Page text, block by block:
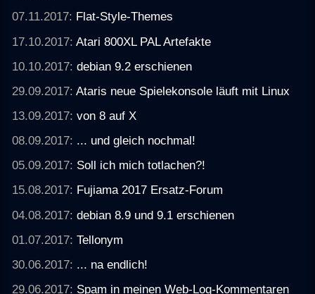
07.11.2017: Flat-Style-Themes
17.10.2017:Atari 800XL PAL Artefakte
10.10.2017:debian 9.2 erschienen
29.09.2017:Ataris neue Spielekonsole läuft mit Linux
13.09.2017:von 8 auf X
08.09.2017: ... und gleich nochmal!
05.09.2017: Soll ich mich totlachen?!
15.08.2017: Fujiama 2017 Ersatz-Forum
04.08.2017:debian 8.9 und 9.1 erschienen
01.07.2017:Tellonym
30.06.2017: ... na endlich!
29.06.2017: Spam in meinen Web-Log-Kommentaren